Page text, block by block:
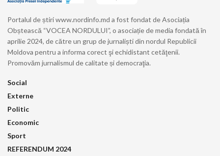
Portalul de știri www.nordinfo.md a fost fondat de Asociația
Obștească “VOCEA NORDULUI”, o asociație de media fondată în
aprilie 2024, de către un grup de jurnaliști din nordul Republicii
Moldova pentru a informa corect şi echidistant cetăţenii.
Promovăm jurnalismul de calitate și democraţia.
Social
Externe
Politic
Economic
Sport
REFERENDUM 2024